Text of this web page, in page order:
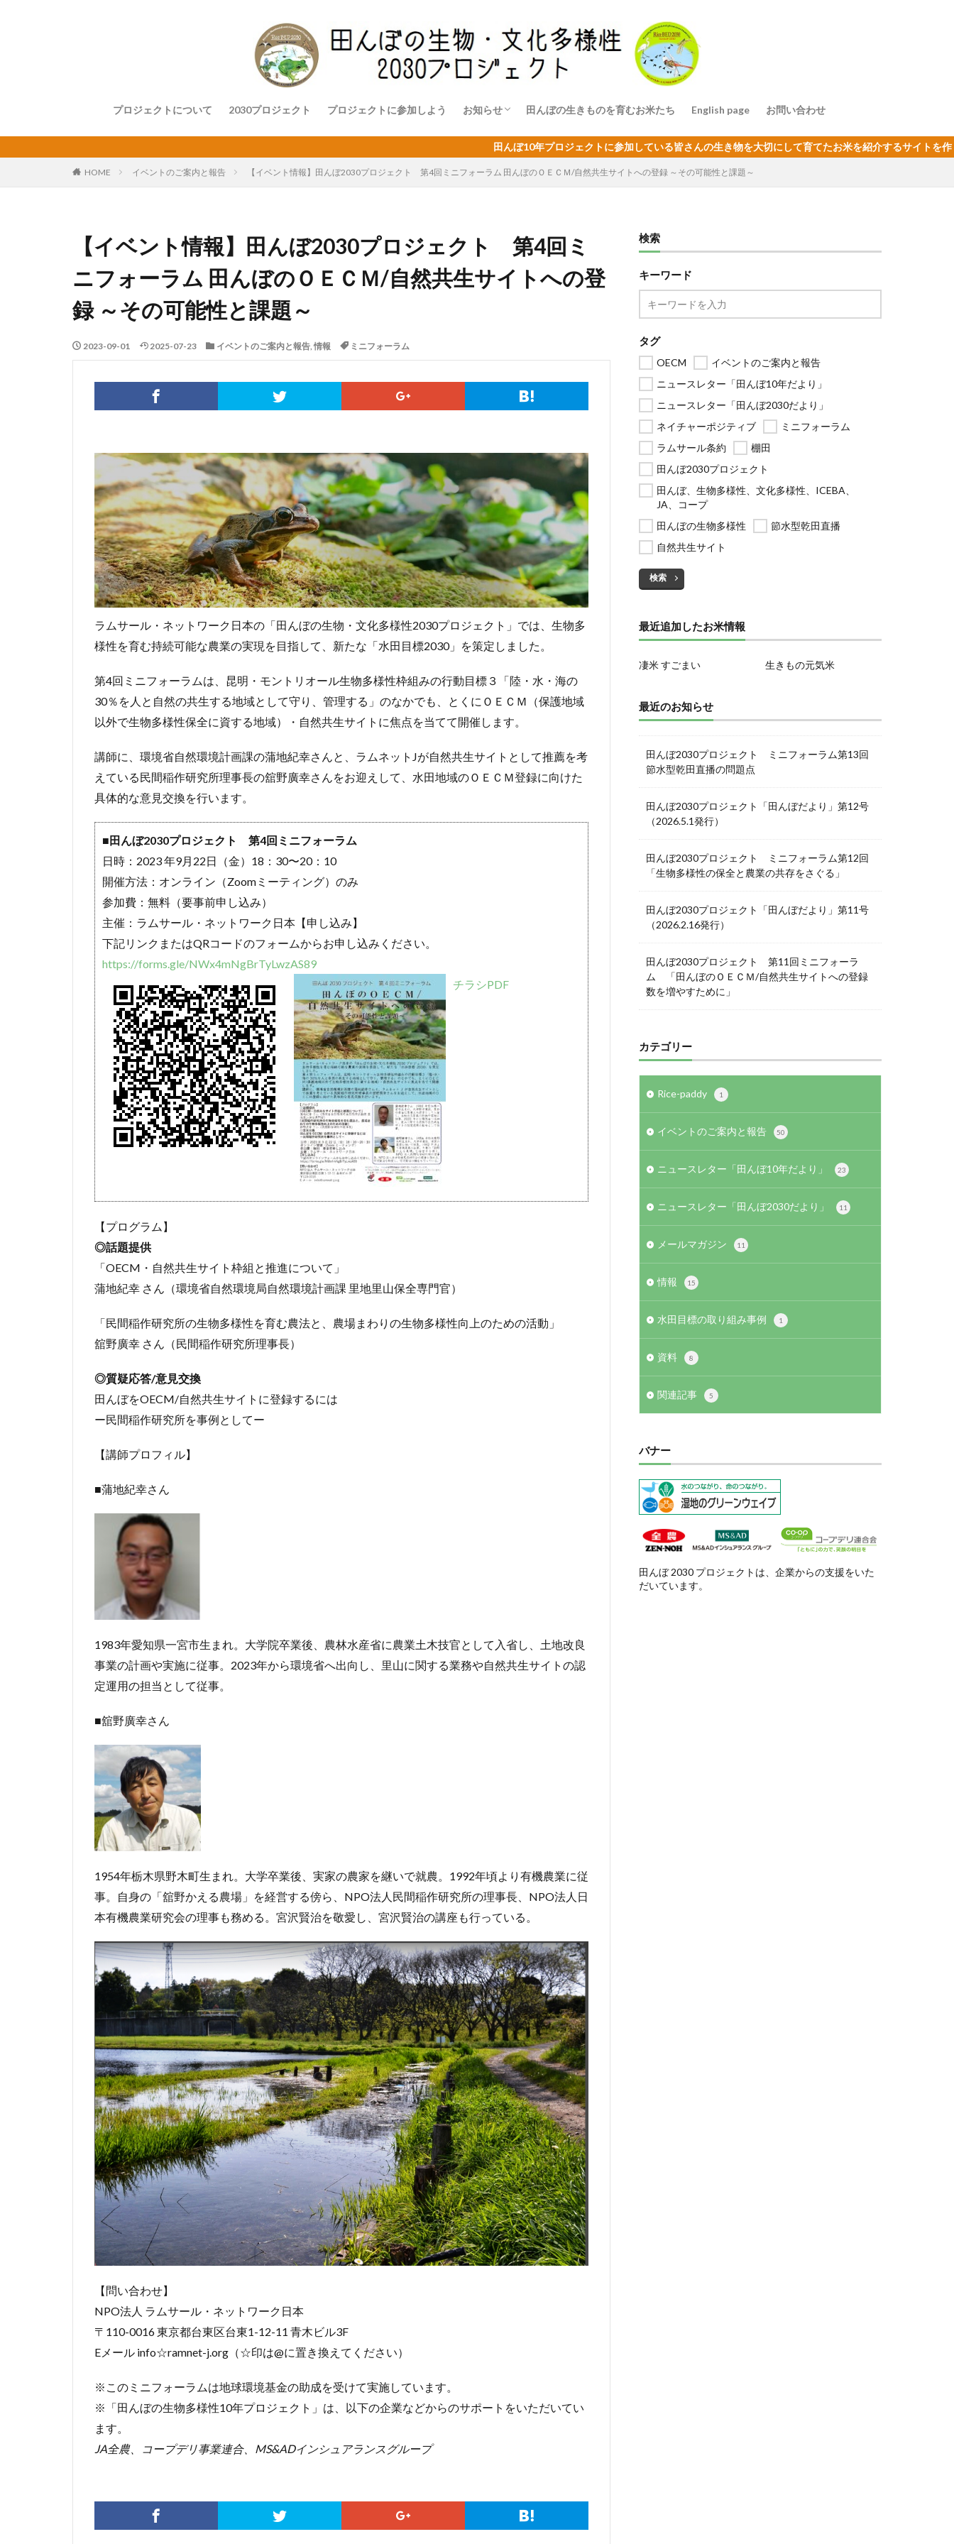
プロジェクトについて 2030プロジェクト プロジェクトに参加しよう お知らせ
イベントのご案内と報告
ニュースレター「田んぼ10年だより」
水田目標の取り組み事例
資料
関連記事
田んぼの生きものを育むお米たち English page お問い合わせ
田んぼ10年プロジェクトに参加している皆さんの生き物を大切にして育てたお米を紹介するサイトを作りました。是非、掲
HOME イベントのご案内と報告 【イベント情報】田んぼ2030プロジェクト 第4回ミニフォーラム 田んぼのＯＥＣＭ/自然共生サイトへの登録 ～その可能性と課題～
【イベント情報】田んぼ2030プロジェクト 第4回ミ
ニフォーラム 田んぼのＯＥＣＭ/自然共生サイトへの登
録 ～その可能性と課題～
2023-09-01 2025-07-23 イベントのご案内と報告, 情報 ミニフォーラム
ラムサール・ネットワーク日本の「田んぼの生物・文化多様性2030プロジェクト」では、生物多
様性を育む持続可能な農業の実現を目指して、新たな「水田目標2030」を策定しました。
第4回ミニフォーラムは、昆明・モントリオール生物多様性枠組みの行動目標３「陸・水・海の
30％を人と自然の共生する地域として守り、管理する」のなかでも、とくにＯＥＣＭ（保護地域
以外で生物多様性保全に資する地域）・自然共生サイトに焦点を当てて開催します。
講師に、環境省自然環境計画課の蒲地紀幸さんと、ラムネットJが自然共生サイトとして推薦を考
えている民間稲作研究所理事長の舘野廣幸さんをお迎えして、水田地域のＯＥＣＭ登録に向けた
具体的な意見交換を行います。
■田んぼ2030プロジェクト 第4回ミニフォーラム
日時：2023 年9月22日（金）18：30〜20：10
開催方法：オンライン（Zoomミーティング）のみ
参加費：無料（要事前申し込み）
主催：ラムサール・ネットワーク日本【申し込み】
下記リンクまたはQRコードのフォームからお申し込みください。
https://forms.gle/NWx4mNgBrTyLwzAS89
チラシPDF
【プログラム】
◎話題提供
「OECM・自然共生サイト枠組と推進について」
蒲地紀幸 さん（環境省自然環境局自然環境計画課 里地里山保全専門官）
「民間稲作研究所の生物多様性を育む農法と、農場まわりの生物多様性向上のための活動」
舘野廣幸 さん（民間稲作研究所理事長）
◎質疑応答/意見交換
田んぼをOECM/自然共生サイトに登録するには
ー民間稲作研究所を事例としてー
【講師プロフィル】
■蒲地紀幸さん
1983年愛知県一宮市生まれ。大学院卒業後、農林水産省に農業土木技官として入省し、土地改良
事業の計画や実施に従事。2023年から環境省へ出向し、里山に関する業務や自然共生サイトの認
定運用の担当として従事。
■舘野廣幸さん
1954年栃木県野木町生まれ。大学卒業後、実家の農家を継いで就農。1992年頃より有機農業に従
事。自身の「舘野かえる農場」を経営する傍ら、NPO法人民間稲作研究所の理事長、NPO法人日
本有機農業研究会の理事も務める。宮沢賢治を敬愛し、宮沢賢治の講座も行っている。
【問い合わせ】
NPO法人 ラムサール・ネットワーク日本
〒110-0016 東京都台東区台東1-12-11 青木ビル3F
Eメール info☆ramnet-j.org（☆印は@に置き換えてください）
※このミニフォーラムは地球環境基金の助成を受けて実施しています。
※「田んぼの生物多様性10年プロジェクト」は、以下の企業などからのサポートをいただいてい
ます。
JA全農、コープデリ事業連合、MS&ADインシュアランスグループ
検索
キーワード
タグ
OECM
イベントのご案内と報告
ニュースレター「田んぼ10年だより」
ニュースレター「田んぼ2030だより」
ネイチャーポジティブ
ミニフォーラム
ラムサール条約
棚田
田んぼ2030プロジェクト
田んぼ、生物多様性、文化多様性、ICEBA、
JA、コープ
田んぼの生物多様性
節水型乾田直播
自然共生サイト
検索
最近追加したお米情報
凄米 すごまい 生きもの元気米
最近のお知らせ
田んぼ2030プロジェクト ミニフォーラム第13回
節水型乾田直播の問題点
田んぼ2030プロジェクト「田んぼだより」第12号
（2026.5.1発行）
田んぼ2030プロジェクト ミニフォーラム第12回
「生物多様性の保全と農業の共存をさぐる」
田んぼ2030プロジェクト「田んぼだより」第11号
（2026.2.16発行）
田んぼ2030プロジェクト 第11回ミニフォーラ
ム 「田んぼのＯＥＣＭ/自然共生サイトへの登録
数を増やすために」
カテゴリー
Rice-paddy 1
イベントのご案内と報告 50
ニュースレター「田んぼ10年だより」 23
ニュースレター「田んぼ2030だより」 11
メールマガジン 11
情報 15
水田目標の取り組み事例 1
資料 8
関連記事 5
バナー
田んぼ 2030 プロジェクトは、企業からの支援をいた
だいています。